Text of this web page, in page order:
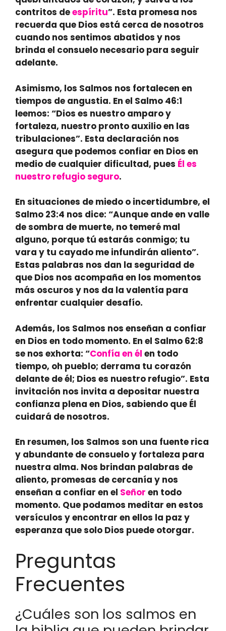
contritos deespíritu”. Esta promesa nos
recuerda que Dios está cerca de nosotros
cuando nos sentimos abatidos y nos
brinda el consuelo necesario para seguir
adelante.
Asimismo, los Salmos nos fortalecen en
tiempos de angustia. En el Salmo 46:1
leemos: “Dios es nuestro amparo y
fortaleza, nuestro pronto auxilio en las
tribulaciones”. Esta declaración nos
asegura que podemos confiar en Dios en
medio de cualquier dificultad, pues Él es
nuestro refugio seguro.
En situaciones de miedo o incertidumbre, el
Salmo 23:4 nos dice: “Aunque ande en valle
de sombra de muerte, no temeré mal
alguno, porque tú estarás conmigo; tu
vara y tu cayado me infundirán aliento”.
Estas palabras nos dan la seguridad de
que Dios nos acompaña en los momentos
más oscuros y nos da la valentía para
enfrentar cualquier desafío.
Además, los Salmos nos enseñan a confiar
en Dios en todo momento. En el Salmo 62:8
se nos exhorta: “Confía en él en todo
tiempo, oh pueblo; derrama tu corazón
delante de él; Dios es nuestro refugio”. Esta
invitación nos invita a depositar nuestra
confianza plena en Dios, sabiendo que Él
cuidará de nosotros.
En resumen, los Salmos son una fuente rica
y abundante de consuelo y fortaleza para
nuestra alma. Nos brindan palabras de
aliento, promesas de cercanía y nos
enseñan a confiar en el Señor en todo
momento. Que podamos meditar en estos
versículos y encontrar en ellos la paz y
esperanza que solo Dios puede otorgar.
Preguntas
Frecuentes
¿Cuáles son los salmos en